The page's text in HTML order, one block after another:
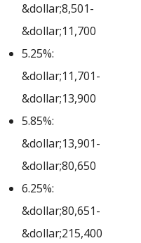
&dollar;8,501-
&dollar;11,700
5.25%:
&dollar;11,701-
&dollar;13,900
5.85%:
&dollar;13,901-
&dollar;80,650
6.25%:
&dollar;80,651-
&dollar;215,400